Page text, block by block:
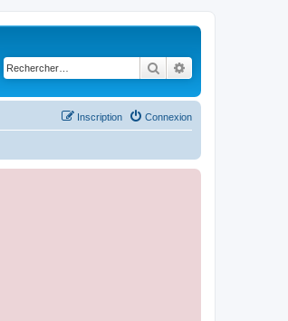
Rechercher
Connexion
Inscription